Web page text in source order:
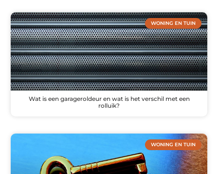
WONING EN TUIN
Wat is een garageroldeur en wat is het verschil met een
rolluik?
WONING EN TUIN